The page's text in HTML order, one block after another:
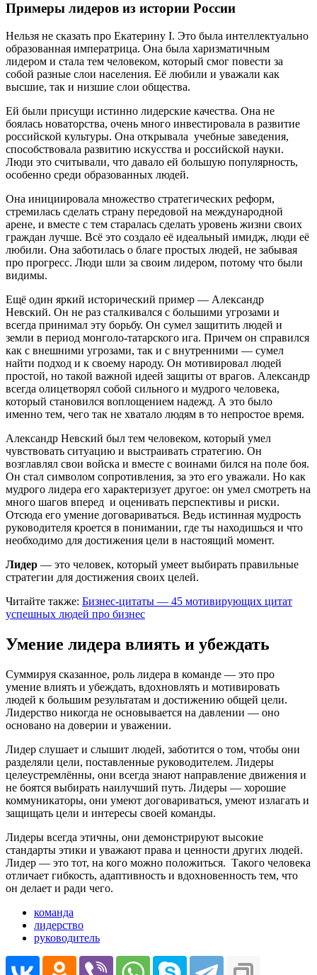
Примеры лидеров из истории России
Нельзя не сказать про Екатерину I. Это была интеллектуально
образованная императрица. Она была харизматичным
лидером и стала тем человеком, который смог повести за
собой разные слои населения. Её любили и уважали как
высшие, так и низшие слои общества.
Ей были присущи истинно лидерские качества. Она не
боялась новаторства, очень много инвестировала в развитие
российской культуры. Она открывала учебные заведения,
способствовала развитию искусства и российской науки.
Люди это считывали, что давало ей большую популярность,
особенно среди образованных людей.
Она инициировала множество стратегических реформ,
стремилась сделать страну передовой на международной
арене, и вместе с тем старалась сделать уровень жизни своих
граждан лучше. Всё это создало её идеальный имидж, люди её
любили. Она заботилась о благе простых людей, не забывая
про прогресс. Люди шли за своим лидером, потому что были
видимы.
Ещё один яркий исторический пример — Александр
Невский. Он не раз сталкивался с большими угрозами и
всегда принимал эту борьбу. Он сумел защитить людей и
земли в период монголо-татарского ига. Причем он справился
как с внешними угрозами, так и с внутренними — сумел
найти подход и к своему народу. Он мотивировал людей
простой, но такой важной идеей защиты от врагов. Александр
всегда олицетворял собой сильного и мудрого человека,
который становился воплощением надежд. А это было
именно тем, чего так не хватало людям в то непростое время.
Александр Невский был тем человеком, который умел
чувствовать ситуацию и выстраивать стратегию. Он
возглавлял свои войска и вместе с воинами бился на поле боя.
Он стал символом сопротивления, за это его уважали. Но как
мудрого лидера его характеризует другое: он умел смотреть на
много шагов вперед и оценивать перспективы и риски.
Отсюда его умение договариваться. Ведь истинная мудрость
руководителя кроется в понимании, где ты находишься и что
необходимо для достижения цели в настоящий момент.
Лидер — это человек, который умеет выбирать правильные
стратегии для достижения своих целей.
Читайте также: Бизнес-цитаты — 45 мотивирующих цитат
успешных людей про бизнес
Умение лидера влиять и убеждать
Суммируя сказанное, роль лидера в команде — это про
умение влиять и убеждать, вдохновлять и мотивировать
людей к большим результатам и достижению общей цели.
Лидерство никогда не основывается на давлении — оно
основано на доверии и уважении.
Лидер слушает и слышит людей, заботится о том, чтобы они
разделяли цели, поставленные руководителем. Лидеры
целеустремлённы, они всегда знают направление движения и
не боятся выбирать наилучший путь. Лидеры — хорошие
коммуникаторы, они умеют договариваться, умеют излагать и
защищать цели и интересы своей команды.
Лидеры всегда этичны, они демонстрируют высокие
стандарты этики и уважают права и ценности других людей.
Лидер — это тот, на кого можно положиться. Такого человека
отличает гибкость, адаптивность и вдохновенность тем, что
он делает и ради чего.
команда
лидерство
руководитель